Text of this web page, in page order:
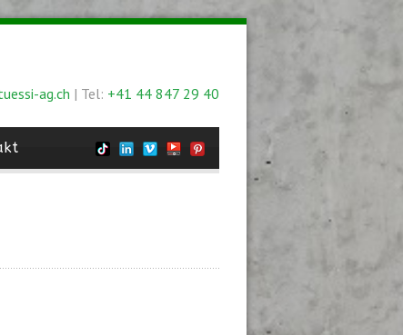
ag.ch | Tel: +41 44 847 29 40